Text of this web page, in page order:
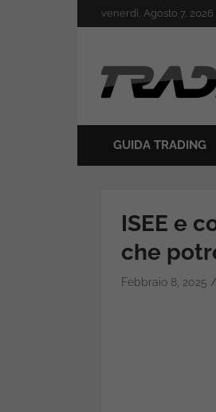
to
venerdì, Agosto 7, 2026
GUIDA TRADING
ISEE e
che
Febbraio 8, 2025